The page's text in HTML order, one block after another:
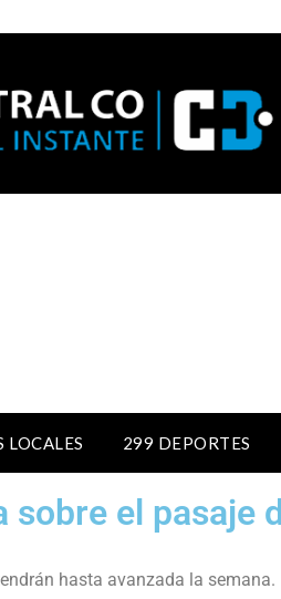
LOCALES 299 DEPORTES
sobre el pasaje
hasta avanzada la semana.